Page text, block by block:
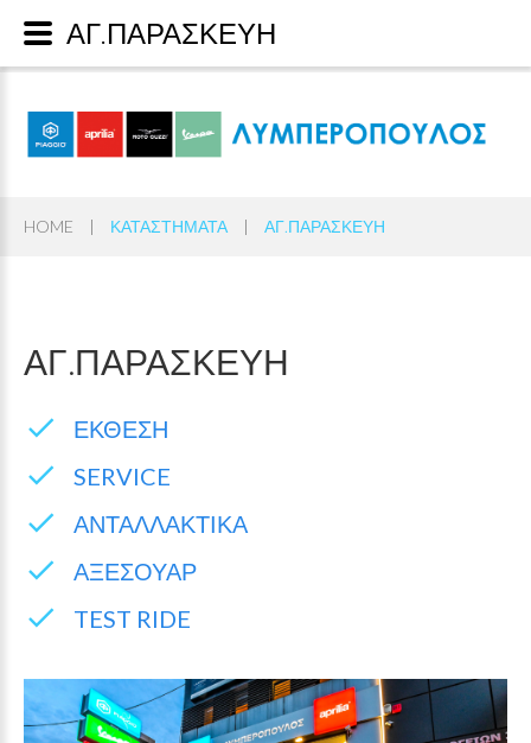
HOME | ΚΑΤΑΣΤΗΜΑΤΑ | ΑΓ.ΠΑΡΑΣΚΕΥΗ
ΑΓ.ΠΑΡΑΣΚΕΥΗ
ΕΚΘΕΣΗ
SERVICE
ΑΝΤΑΛΛΑΚΤΙΚΑ
ΑΞΕΣΟΥΑΡ
TEST RIDE
ΑΓ.ΠΑΡΑΣΚΕΥΗ